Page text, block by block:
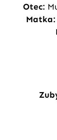
Otec:
Matka: